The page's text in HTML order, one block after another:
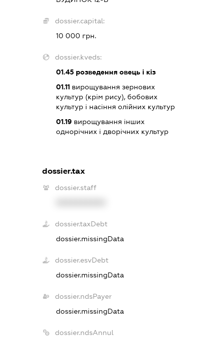
dossier.capital:
10 000 грн.
dossier.kveds:
01.45розведення овець і кіз
01.11вирощування зернових
культур (крім рису), бобових
культур і насіння олійних культур
01.19вирощування інших
однорічних і дворічних культур
dossier.tax
dossier.staff
dossier.taxDebt
dossier.missingData
dossier.esvDebt
dossier.missingData
dossier.ndsPayer
dossier.missingData
dossier.ndsAnnul